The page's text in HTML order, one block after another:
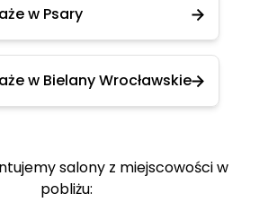
w Psary
w Bielany Wrocławskie
salony z miejscowości w
pobliżu: